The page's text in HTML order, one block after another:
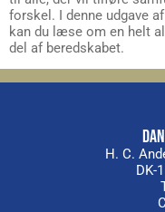
forskel. I denne udgave
kan du læse om en helt
del af beredskabet.
H. C.
DK-